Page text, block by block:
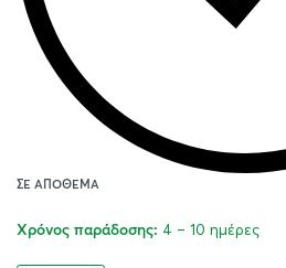
ΣΕ ΑΠΌΘΕΜΑ
Χρόνος παράδοσης: 4 – 10 ημέρες